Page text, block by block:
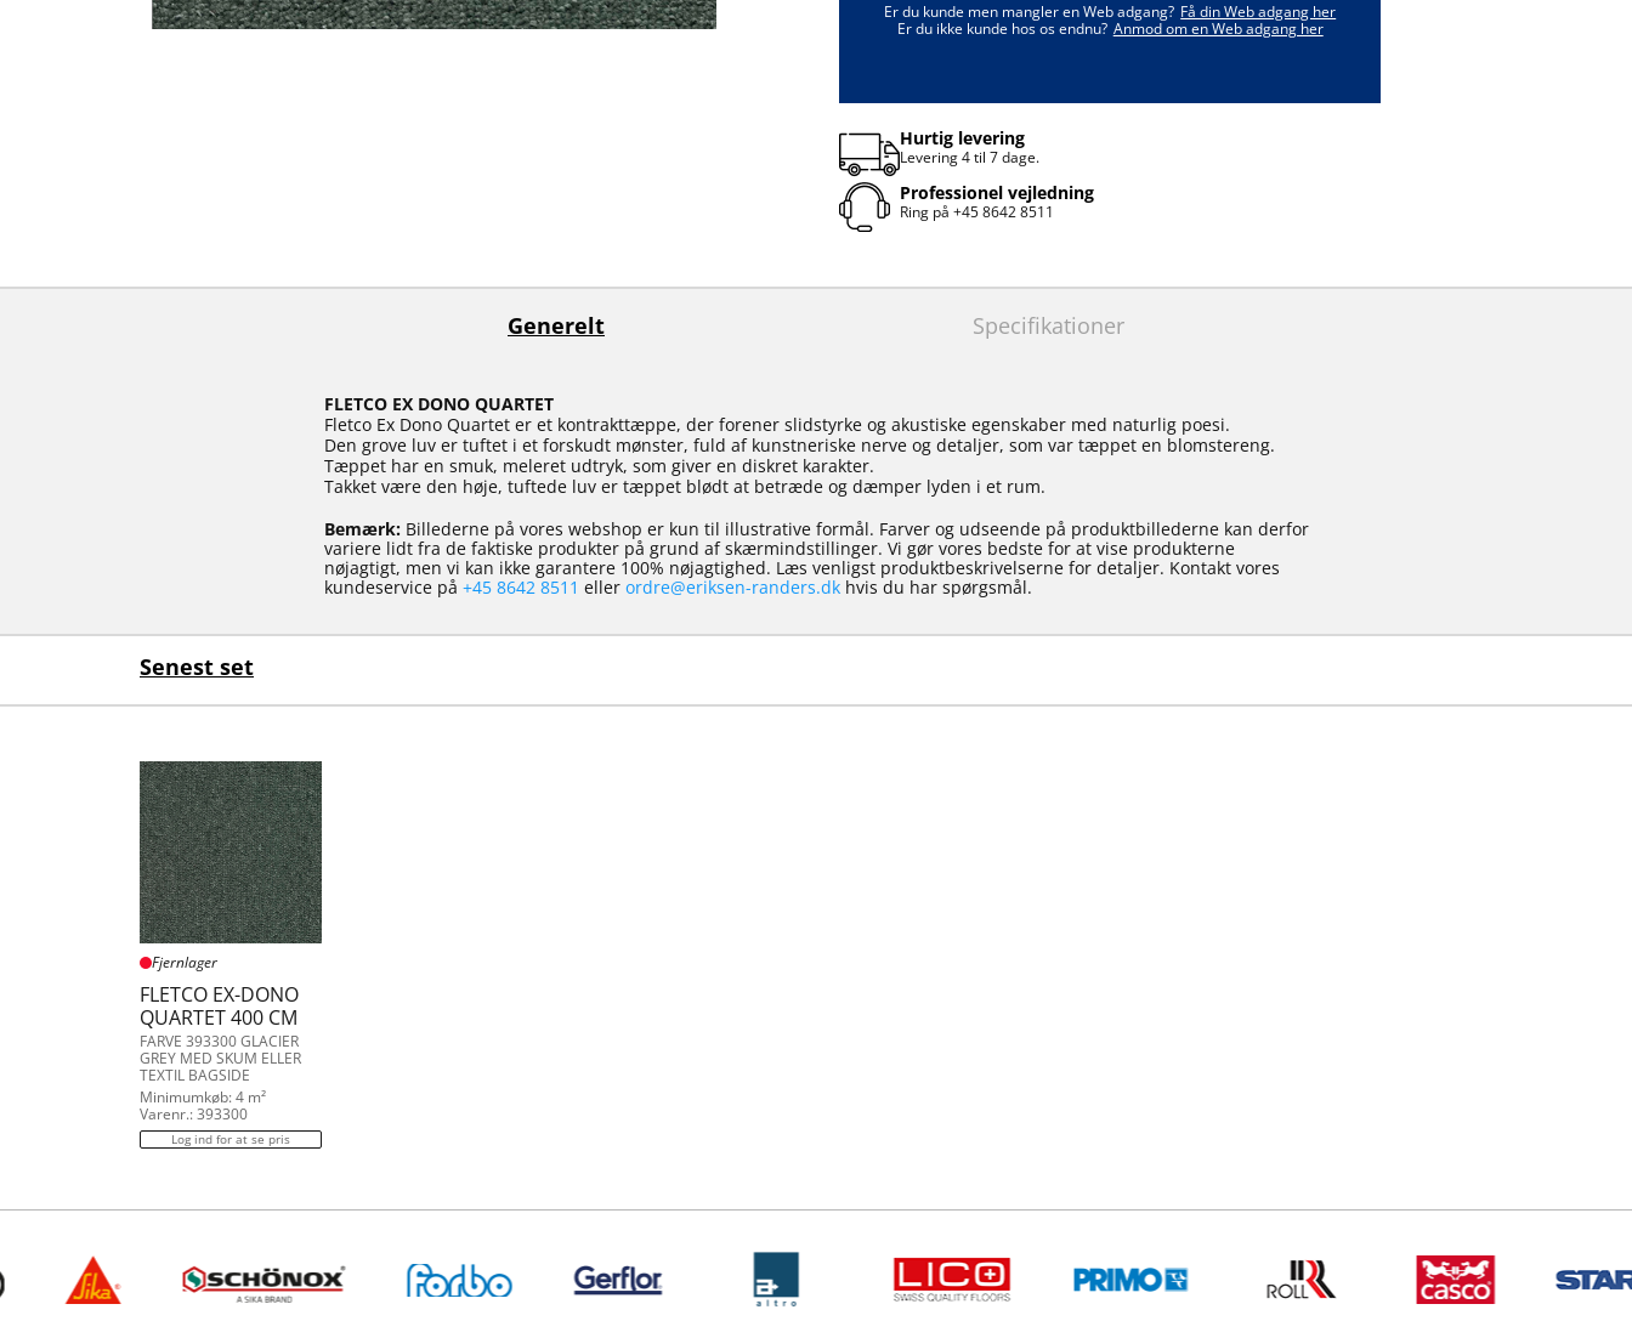
Er du kunde men mangler en Web adgang? Få din Web adgang her
Er du ikke kunde hos os endnu? Anmod om en Web adgang her
Hurtig levering
Levering 4 til 7 dage.
Professionel vejledning
Ring på+45 8642 8511
Generelt Specifikationer
FLETCO EX DONO QUARTET
Fletco Ex Dono Quartet er et kontrakttæppe, der forener slidstyrke og akustiske egenskaber med naturlig poesi.
Den grove luv er tuftet i et forskudt mønster, fuld af kunstneriske nerve og detaljer, som var tæppet en blomstereng.
Tæppet har en smuk, meleret udtryk, som giver en diskret karakter.
Takket være den høje, tuftede luv er tæppet blødt at betræde og dæmper lyden i et rum.
Bemærk:Billederne på vores webshop er kun til illustrative formål. Farver og udseende på produktbillederne kan derfor
variere lidt fra de faktiske produkter på grund af skærmindstillinger. Vi gør vores bedste for at vise produkterne
nøjagtigt, men vi kan ikke garantere 100% nøjagtighed. Læs venligst produktbeskrivelserne for detaljer. Kontakt vores
kundeservice på +45 8642 8511 eller ordre@eriksen-randers.dkhvis du har spørgsmål.
Senest set
Fjernlager
FLETCO EX-DONO
QUARTET 400 CM
FARVE 393300 GLACIER
GREY MED SKUM ELLER
TEXTIL BAGSIDE
Minimumkøb: 4 m²
Varenr.: 393300
Log ind for at se pris